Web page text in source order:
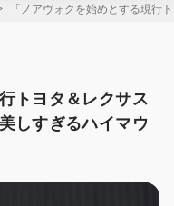
「ノアヴォクを始めとする現行
トヨタ＆レクサス
しすぎるハイマウ